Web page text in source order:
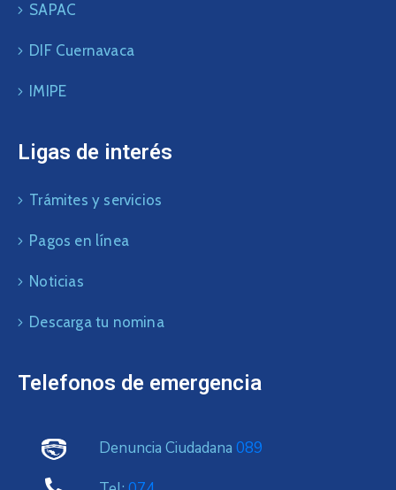
SAPAC
DIF Cuernavaca
IMIPE
Ligas de interés
Trámites y servicios
Pagos en línea
Noticias
Descarga tu nomina
Telefonos de emergencia
Denuncia Ciudadana 089